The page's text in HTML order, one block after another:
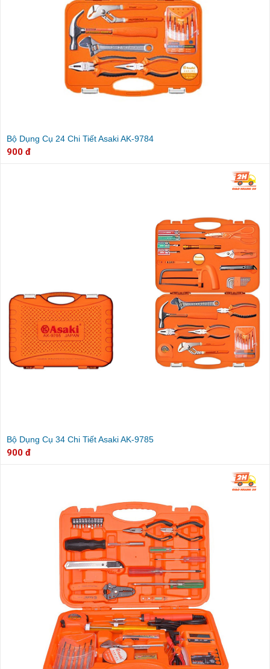
Bộ Dụng Cụ 24 Chi Tiết Asaki AK-9784
900 đ
Bộ Dụng Cụ 34 Chi Tiết Asaki AK-9785
900 đ